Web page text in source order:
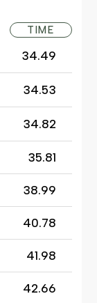
TIME
34.49
34.53
34.82
35.81
38.99
40.78
41.98
42.66